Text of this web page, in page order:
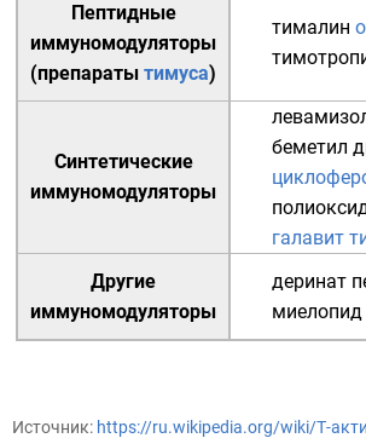
Пептидные
иммуномодуляторы
(препараты тимуса)
тималин
Синтетические
иммуномодуляторы
беметил
галавит
Другие
иммуномодуляторы
деринат
миелопид
Источник: https://ru.wikipedia.org/wiki/Т-